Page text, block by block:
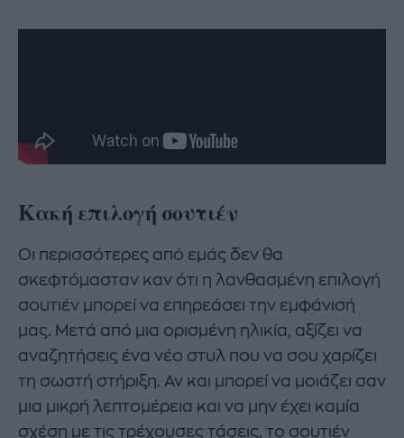
Κακή επιλογή σουτιέν
Οι περισσότερες από εμάς δεν θα
σκεφτόμασταν καν ότι η λανθασμένη επιλογή
σουτιέν μπορεί να επηρεάσει την εμφάνισή
μας. Μετά από μια ορισμένη ηλικία, αξίζει να
αναζητήσεις ένα νέο στυλ που να σου χαρίζει
τη σωστή στήριξη. Αν και μπορεί να μοιάζει σαν
μια μικρή λεπτομέρεια και να μην έχει καμία
σχέση με τις τρέχουσες τάσεις, το σουτιέν